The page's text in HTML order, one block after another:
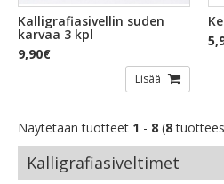
Kalligrafiasivellin suden
karvaa 3 kpl
9,90€
Lisää
Näytetään tuotteet 1 - 8 (8
Kalligrafiasiveltimet